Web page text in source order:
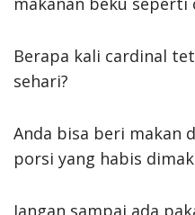
Berapa kali cardinal
sehari?
Anda bisa beri makan
porsi yang habis
Jangan sampai ada